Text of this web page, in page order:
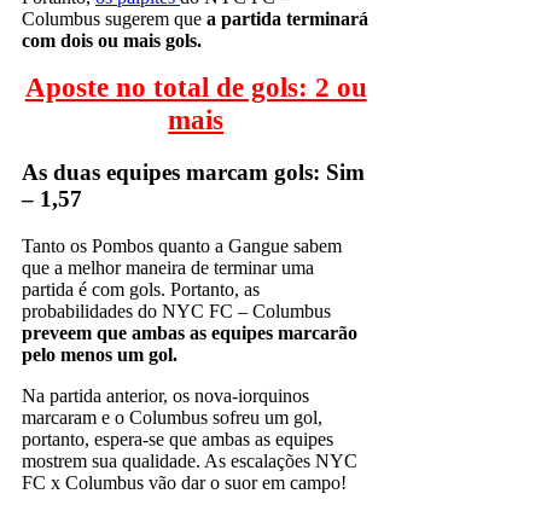
Columbus sugerem que a partida terminará
com dois ou mais gols.
Aposte no total de gols: 2 ou
mais
As duas equipes marcam gols: Sim
– 1,57
Tanto os Pombos quanto a Gangue sabem
que a melhor maneira de terminar uma
partida é com gols. Portanto, as
probabilidades do NYC FC – Columbus
preveem que ambas as equipes marcarão
pelo menos um gol.
Na partida anterior, os nova-iorquinos
marcaram e o Columbus sofreu um gol,
portanto, espera-se que ambas as equipes
mostrem sua qualidade. As escalações NYC
FC x Columbus vão dar o suor em campo!